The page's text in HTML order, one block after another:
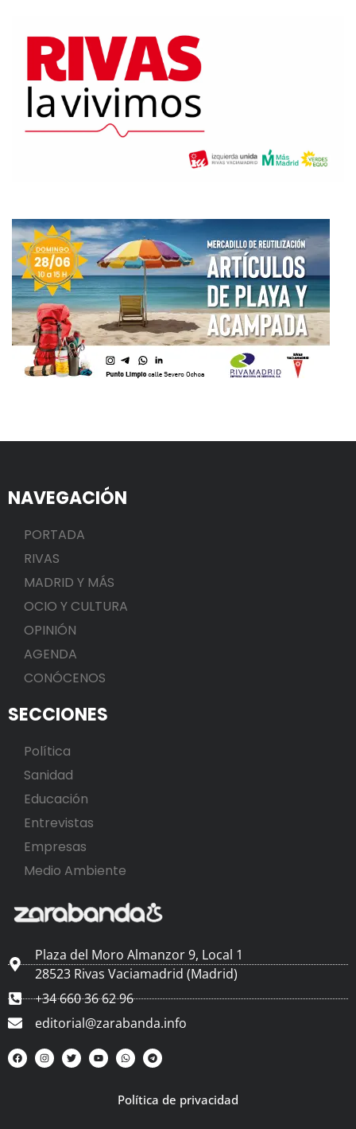
NAVEGACIÓN
PORTADA
RIVAS
MADRID Y MÁS
OCIO Y CULTURA
OPINIÓN
AGENDA
CONÓCENOS
SECCIONES
Política
Sanidad
Educación
Entrevistas
Empresas
Medio Ambiente
Plaza del Moro Almanzor 9, Local 1
28523 Rivas Vaciamadrid (Madrid)
+34 660 36 62 96
editorial@zarabanda.info
Política de privacidad